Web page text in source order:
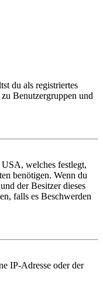
du als registriertes
Benutzergruppen und
welches festlegt,
benötigen. Wenn du
der Besitzer dieses
falls es Beschwerden
IP-Adresse oder der